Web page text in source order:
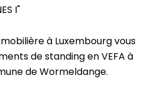
I"
à Luxembourg vous
de standing en VEFA à
de Wormeldange.